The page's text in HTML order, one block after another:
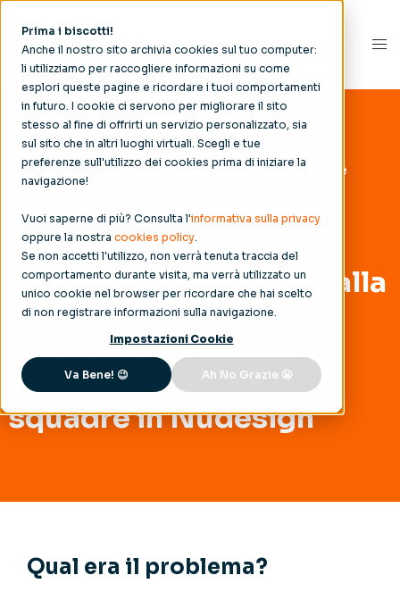
Prima i biscotti!
Anche il nostro sito archivia cookies sul tuo computer:
li utilizziamo per raccogliere informazioni su come
esplori queste pagine e ricordare i tuoi comportamenti
in futuro. I cookie ci servono per migliorare il sito
stesso al fine di offrirti un servizio personalizzato, sia
sul sito che in altri luoghi virtuali. Scegli e tue
preferenze sull'utilizzo dei cookies prima di iniziare la
navigazione!
Vuoi saperne di più? Consulta l'informativa sulla privacy
oppure la nostra cookies policy.
Se non accetti l'utilizzo, non verrà tenuta traccia del
comportamento durante visita, ma verrà utilizzato un
unico cookie nel browser per ricordare che hai scelto
di non registrare informazioni sulla navigazione.
Impostazioni Cookie
Va Bene! 😉 Ah No Grazie 😬
Foxwin / Struttura e responsabilità distribuite
Nudesign
Dalla frammentazione alla
collaborazione
strutturata:
l’organizzazione a
squadre in Nudesign
Qual era il problema?